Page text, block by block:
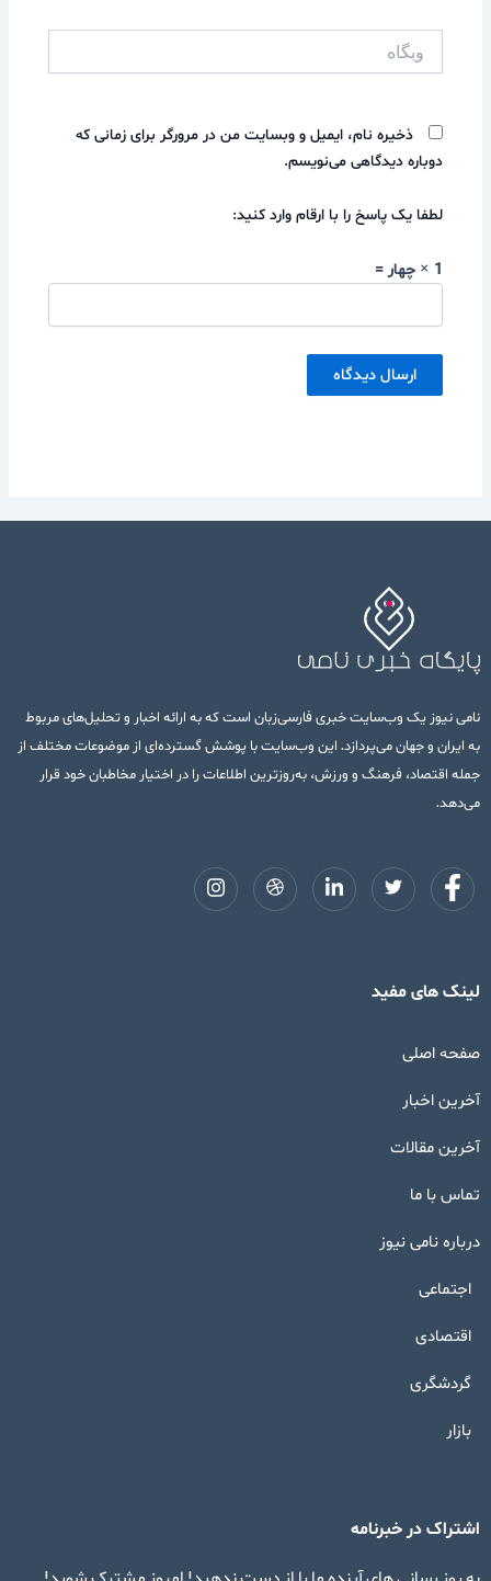
ذخیره نام، ایمیل و وبسایت من در مرورگر برای زمانی که
دوباره دیدگاهی می‌نویسم.
لطفا یک پاسخ را با ارقام وارد کنید:
1 × چهار =
نامی نیوز یک وب‌سایت خبری فارسی‌زبان است که به ارائه اخبار و تحلیل‌های مربوط
به ایران و جهان می‌پردازد. این وب‌سایت با پوشش گسترده‌ای از موضوعات مختلف از
جمله اقتصاد، فرهنگ و ورزش، به‌روزترین اطلاعات را در اختیار مخاطبان خود قرار
می‌دهد.
لینک های مفید
صفحه اصلی
آخرین اخبار
آخرین مقالات
تماس با ما
درباره نامی نیوز
اجتماعی
اقتصادی
گردشگری
بازار
اشتراک در خبرنامه
به روز رسانی های آینده ما را از دست ندهید! امروز مشترک شوید!